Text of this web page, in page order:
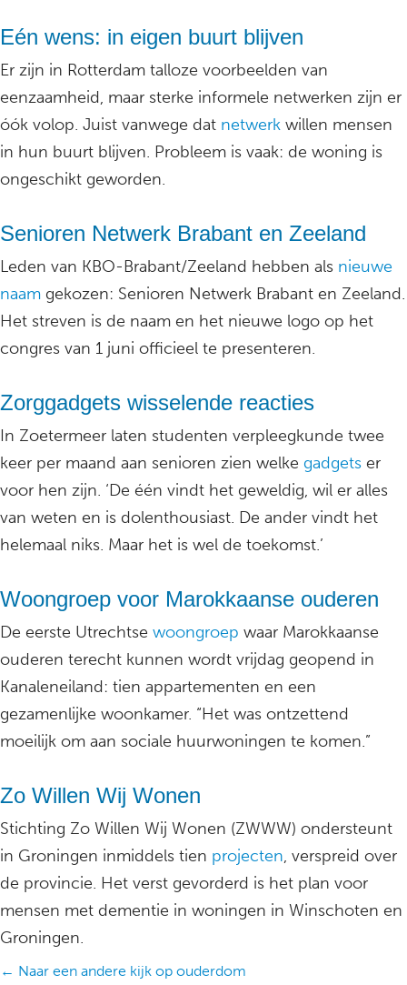
Eén wens: in eigen buurt blijven
Er zijn in Rotterdam talloze voorbeelden van
eenzaamheid, maar sterke informele netwerken zijn er
óók volop. Juist vanwege dat netwerk willen mensen
in hun buurt blijven. Probleem is vaak: de woning is
ongeschikt geworden.
Senioren Netwerk Brabant en Zeeland
Leden van KBO-Brabant/Zeeland hebben als nieuwe
naam gekozen: Senioren Netwerk Brabant en Zeeland.
Het streven is de naam en het nieuwe logo op het
congres van 1 juni officieel te presenteren.
Zorggadgets wisselende reacties
In Zoetermeer laten studenten verpleegkunde twee
keer per maand aan senioren zien welke gadgets er
voor hen zijn. ‘De één vindt het geweldig, wil er alles
van weten en is dolenthousiast. De ander vindt het
helemaal niks. Maar het is wel de toekomst.’
Woongroep voor Marokkaanse ouderen
De eerste Utrechtse woongroep waar Marokkaanse
ouderen terecht kunnen wordt vrijdag geopend in
Kanaleneiland: tien appartementen en een
gezamenlijke woonkamer. “Het was ontzettend
moeilijk om aan sociale huurwoningen te komen.”
Zo Willen Wij Wonen
Stichting Zo Willen Wij Wonen (ZWWW) ondersteunt
in Groningen inmiddels tien projecten, verspreid over
de provincie. Het verst gevorderd is het plan voor
mensen met dementie in woningen in Winschoten en
Groningen.
Posts
← Naar een andere kijk op ouderdom